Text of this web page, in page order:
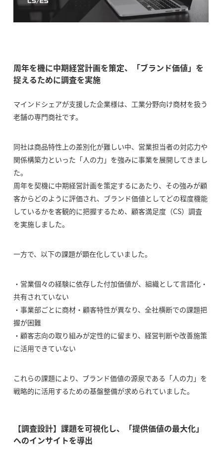
周年を機に中期経営計画を策定、「ブランド価値」を
捉えるために調査を実施
マインドシェアが支援した企業様は、工業分野向け商材を扱う
老舗の専門商社です。
同社は商品特性上の差別化が難しい中、営業担当者の対応力や
関係構築力といった「人の力」を強みに事業を展開してきまし
た。
周年を契機に中期経営計画を策定するにあたり、その強みが顧
客からどのように評価され、ブランド価値としてどの程度機能
しているかを客観的に把握するため、顧客満足度（CS）調査
を実施しました。
一方で、以下の課題が顕在化していました。
・営業個々の経験に依存した付加価値が、組織として言語化・
共有されていない
・事業部ごとに商材・顧客特性が異なり、全社横断での課題把
握が困難
・顧客志向の取り組みが定性的に留まり、経営判断や改善施策
に活用できていない
これらの課題により、ブランド価値の源泉である「人の力」を
戦略的に活用するための基盤整備が求められていました。
【調査設計】課題を可視化し、「提供価値の最大化」
へのインサイトを導出